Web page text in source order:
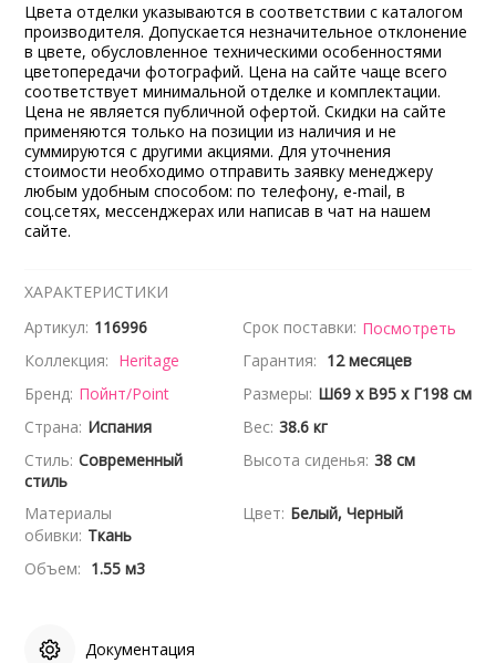
Цвета отделки указываются в соответствии с каталогом
производителя. Допускается незначительное отклонение
в цвете, обусловленное техническими особенностями
цветопередачи фотографий. Цена на сайте чаще всего
соответствует минимальной отделке и комплектации.
Цена не является публичной офертой. Скидки на сайте
применяются только на позиции из наличия и не
суммируются с другими акциями. Для уточнения
стоимости необходимо отправить заявку менеджеру
любым удобным способом: по телефону, e-mail, в
соц.сетях, мессенджерах или написав в чат на нашем
сайте.
ХАРАКТЕРИСТИКИ
Артикул: 116996 Срок поставки: Посмотреть
Коллекция: Heritage Гарантия: 12 месяцев
Бренд: Пойнт/Point Размеры: Ш69 x В95 x Г198 см
Страна: Испания Вес: 38.6 кг
Стиль: Современный
стиль
Высота сиденья: 38 см
Материалы
обивки: Ткань
Цвет: Белый, Черный
Объем: 1.55 м3
Документация